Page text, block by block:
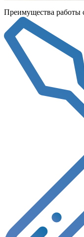
Преимущества работы